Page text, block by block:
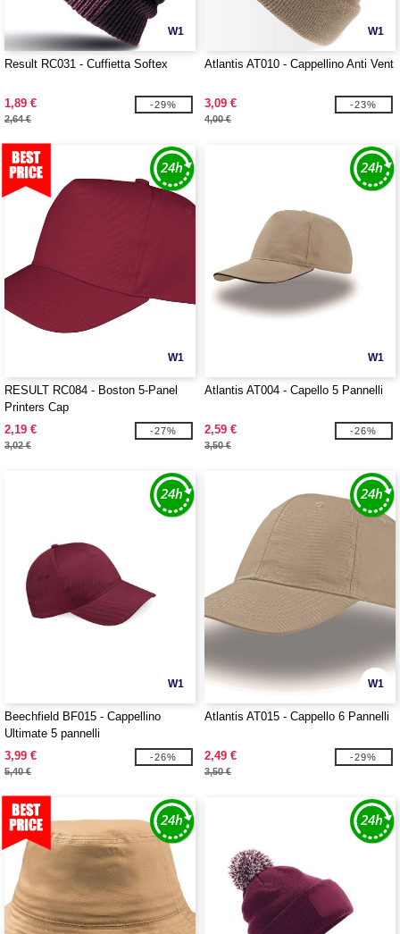
W1
Result RC031 - Cuffietta Softex
1,89 €
2,64 €
-29%
W1
Atlantis AT010 - Cappellino Anti Vent
3,09 €
4,00 €
-23%
W1
RESULT RC084 - Boston 5-Panel
Printers Cap
2,19 €
3,02 €
-27%
W1
Atlantis AT004 - Capello 5 Pannelli
2,59 €
3,50 €
-26%
W1
Beechfield BF015 - Cappellino
Ultimate 5 pannelli
3,99 €
5,40 €
-26%
W1
Atlantis AT015 - Cappello 6 Pannelli
2,49 €
3,50 €
-29%